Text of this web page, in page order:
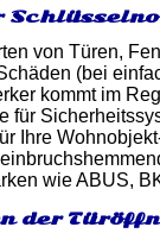
von Türen,
(bei
kommt im
für
Ihre
wie ABUS,
der